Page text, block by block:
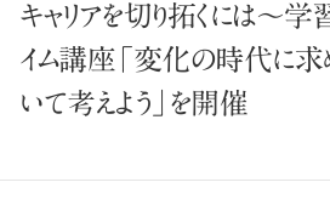
キャリアを切り拓くには～学
イム講座「変化の時代に求
いて考えよう」を開催